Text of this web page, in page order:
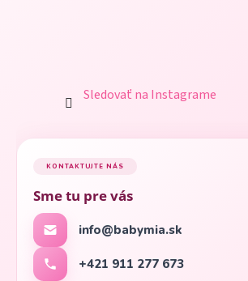
Sledovať na Instagrame
KONTAKTUJTE NÁS
Sme tu pre vás
info@babymia.sk
+421 911 277 673